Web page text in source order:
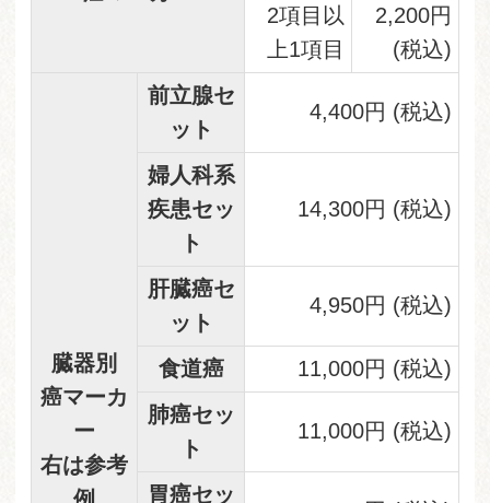
2項目以
上1項目
2,200円
(税込)
臓器別
癌マーカ
ー
右は参考
前立腺セ
ット
4,400円 (税込)
婦人科系
疾患セッ
ト
14,300円 (税込)
肝臓癌セ
ット
4,950円 (税込)
食道癌
11,000円 (税込)
肺癌セッ
ト
11,000円 (税込)
胃癌セッ